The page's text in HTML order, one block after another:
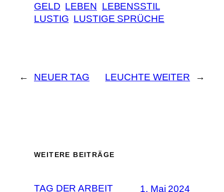
GELD LEBEN LEBENSSTIL
LUSTIG LUSTIGE SPRÜCHE
← NEUER TAG LEUCHTE WEITER →
WEITERE BEITRÄGE
TAG DER ARBEIT 1. Mai 2024